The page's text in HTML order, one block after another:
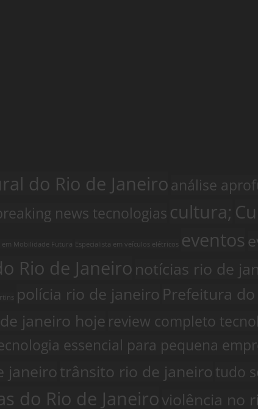
do Rio de Janeiroanálise
news tecnologias cultura;
em Mobilidade Futura Especialista em veículos elétricos eventos
Rio de Janeiro notícias rio de
polícia rio de janeiro Prefeitura do
janeiro hoje review completo
essencial para pequena
janeiro trânsito rio de janeiro tudo
do Rio de Janeiroviolência no